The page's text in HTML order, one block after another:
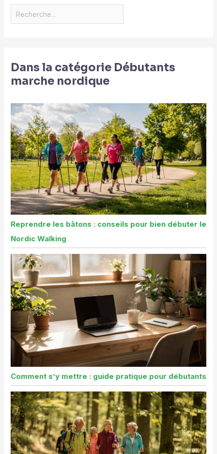
Dans la catégorie Débutants
marche nordique
Reprendre les bâtons : conseils pour bien débuter le
Nordic Walking
Comment s’y mettre : guide pratique pour débutants